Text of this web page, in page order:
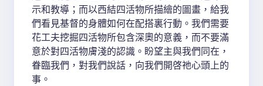
示和教導；而以西結四活物所描繪的圖畫，給我
們看見基督的身體如何在配搭裏行動。我們需要
花工夫挖掘四活物所包含深奧的意義，而不要滿
意於對四活物膚淺的認識。盼望主與我們同在，
眷臨我們，對我們說話，向我們開啓祂心頭上的
事。